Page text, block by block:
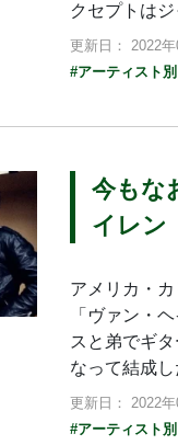
クセプトは
更新日： 2022年
#アーティスト別
今もな
イレン
アメリカ・
「ヴァン・
スと弟でギ
なって結成
更新日： 2022年
#アーティスト別